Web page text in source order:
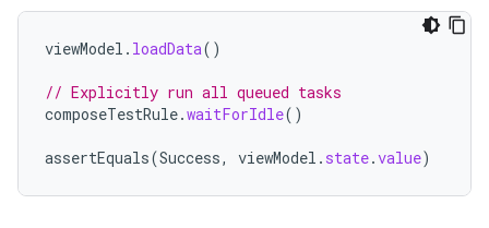
viewModel . loadData()
// Explicitly run all queued tasks
composeTestRule.waitForIdle()
assertEquals(Success, viewModel . state.value)